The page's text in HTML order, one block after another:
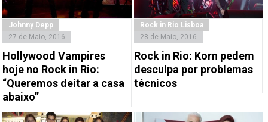
Johnny Depp
27 de Maio, 2016
Hollywood Vampires
hoje no Rock in Rio:
“Queremos deitar a casa
abaixo”
Rock in Rio Lisboa
28 de Maio, 2016
Rock in Rio: Korn pedem
desculpa por problemas
técnicos